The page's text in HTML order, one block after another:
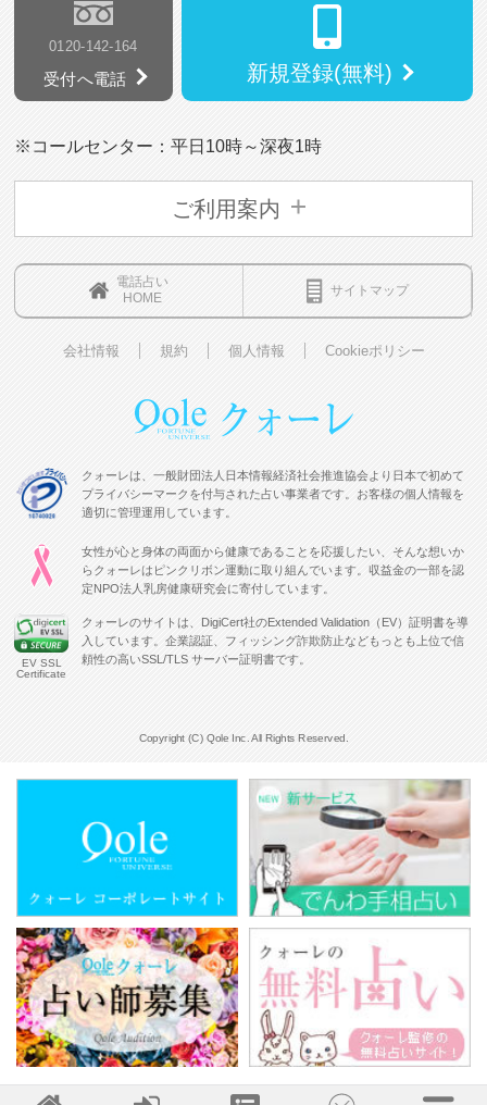
0120-142-164
受付へ電話 新規登録(無料)
※コールセンター：平日10時～深夜1時
ご利用案内
電話占い
HOME
サイトマップ
会社情報 規約 個人情報 Cookieポリシー
クォーレは、一般財団法人日本情報経済社会推進協会より日本で初めて
プライバシーマークを付与された占い事業者です。お客様の個人情報を
適切に管理運用しています。
女性が心と身体の両面から健康であることを応援したい、そんな想いか
らクォーレはピンクリボン運動に取り組んでいます。収益金の一部を認
定NPO法人乳房健康研究会に寄付しています。
EV SSL
Certificate
クォーレのサイトは、DigiCert社のExtended Validation（EV）証明書を導
入しています。企業認証、フィッシング詐欺防止などもっとも上位で信
頼性の高いSSL/TLS サーバー証明書です。
Copyright (C) Qole Inc. All Rights Reserved.